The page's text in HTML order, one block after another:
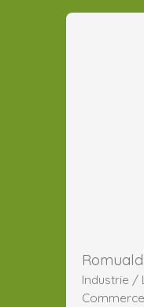
Industrie /